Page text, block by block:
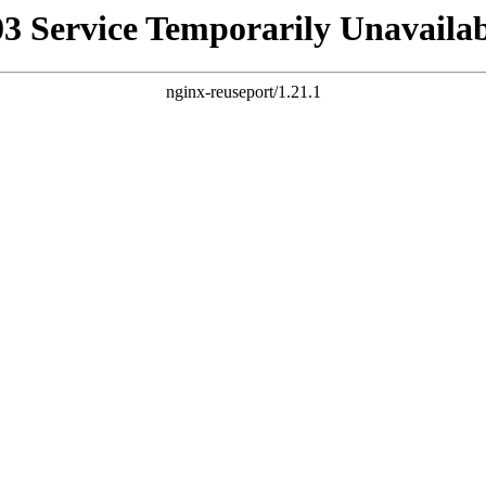
Service Temporarily
nginx-reuseport/1.21.1